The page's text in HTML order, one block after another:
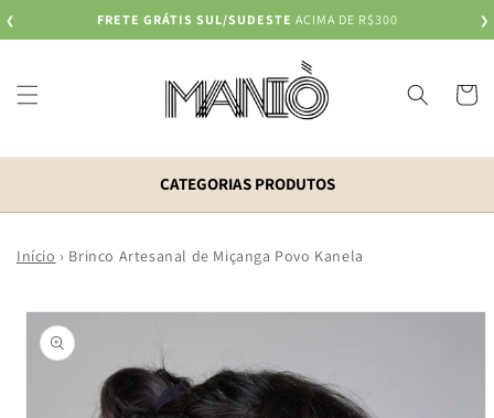
conteúdo
❮ FRETE GRÁTIS SUL/SUDESTE ACIMA DE R$300 ❯
CATEGORIAS PRODUTOS
Início › Brinco Artesanal de Miçanga Povo Kanela
informações
do produto